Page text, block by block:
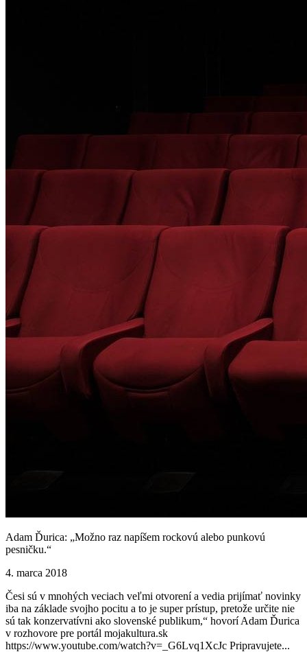
Adam Ďurica: „Možno raz napíšem rockovú alebo punkovú
pesničku.“
4. marca 2018
Česi sú v mnohých veciach veľmi otvorení a vedia prijímať novinky
iba na základe svojho pocitu a to je super prístup, pretože určite nie
sú tak konzervatívni ako slovenské publikum,“ hovorí Adam Ďurica
v rozhovore pre portál mojakultura.sk
https://www.youtube.com/watch?v=_G6Lvq1XcJc Pripravujete...